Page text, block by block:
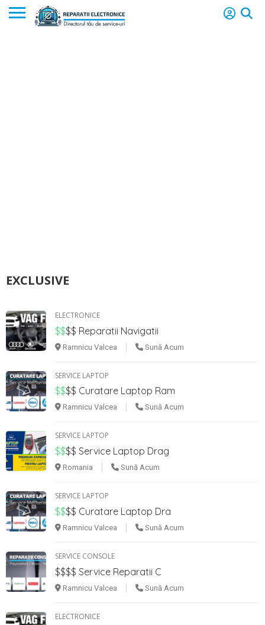
EXCLUSIVE
ELECTRONICE
$$$$ Reparatii Navigatii
Ramnicu Valcea Sună Acum
SERVICE LAPTOP
$$$$ Curatare Laptop Ram
Ramnicu Valcea Sună Acum
SERVICE LAPTOP
$$$$ Service Laptop Drag
Romania Sună Acum
SERVICE LAPTOP
$$$$ Curatare Laptop Dra
Ramnicu Valcea Sună Acum
SERVICE CONSOLE
$$$$ Service Reparatii C
Ramnicu Valcea Sună Acum
ELECTRONICE